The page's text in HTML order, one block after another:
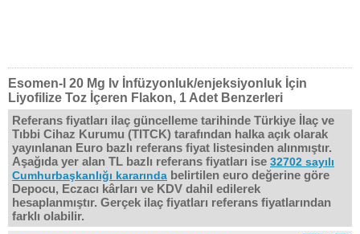
Esomen-l 20 Mg Iv İnfüzyonluk/enjeksiyonluk İçin
Liyofilize Toz İçeren Flakon, 1 Adet Benzerleri
Referans fiyatları ilaç güncelleme tarihinde Türkiye İlaç ve
Tıbbi Cihaz Kurumu (TITCK) tarafından halka açık olarak
yayınlanan Euro bazlı referans fiyat listesinden alınmıştır.
Aşağıda yer alan TL bazlı referans fiyatları ise 32702 sayılı
Cumhurbaşkanlığı kararında belirtilen euro değerine göre
Depocu, Eczacı kârları ve KDV dahil edilerek
hesaplanmıştır. Gerçek ilaç fiyatları referans fiyatlarından
farklı olabilir.